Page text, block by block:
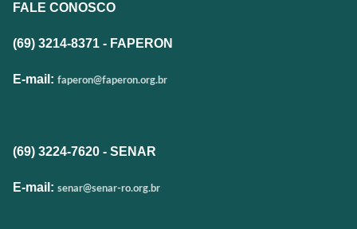
FALE CONOSCO
(69) 3214-8371 - FAPERON
E-mail: faperon@faperon.org.br
(69) 3224-7620 - SENAR
E-mail: senar@senar-ro.org.br